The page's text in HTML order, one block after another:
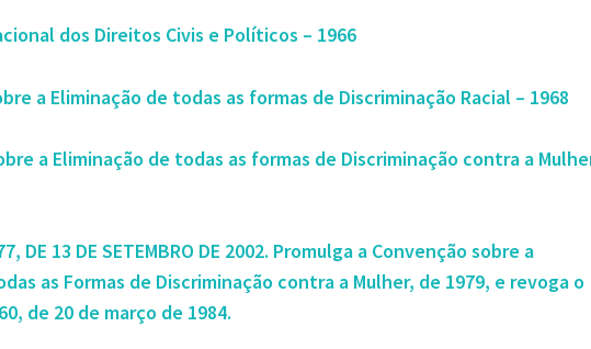
dos Direitos Civis e Políticos – 1966
a Eliminação de todas as formas de Discriminação Racial – 1968
a Eliminação de todas as formas de Discriminação contra a
DE 13 DE SETEMBRO DE 2002. Promulga a Convenção sobre a
as Formas de Discriminação contra a Mulher, de 1979, e revoga o
de 20 de março de 1984.